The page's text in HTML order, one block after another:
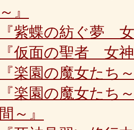
～』
『紫蝶の紡ぐ夢
『仮面の聖者 女
『楽園の魔女たち
『楽園の魔女たち
間～』